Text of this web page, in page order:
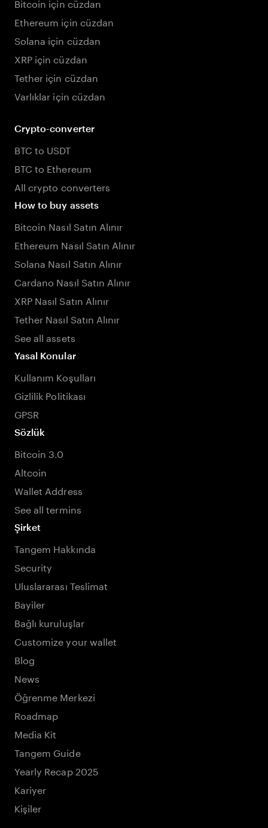
Ethereum için cüzdan
Solana için cüzdan
XRP için cüzdan
Tether için cüzdan
Varlıklar için cüzdan
Crypto-converter
BTC to USDT
BTC to Ethereum
All crypto converters
How to buy assets
Bitcoin Nasıl Satın Alınır
Ethereum Nasıl Satın Alınır
Solana Nasıl Satın Alınır
Cardano Nasıl Satın Alınır
XRP Nasıl Satın Alınır
Tether Nasıl Satın Alınır
See all assets
Yasal Konular
Kullanım Koşulları
Gizlilik Politikası
GPSR
Sözlük
Bitcoin 3.0
Altcoin
Wallet Address
See all termins
Şirket
Tangem Hakkında
Security
Uluslararası Teslimat
Bayiler
Bağlı kuruluşlar
Customize your wallet
Blog
News
Öğrenme Merkezi
Roadmap
Media Kit
Tangem Guide
Yearly Recap 2025
Kariyer
Kişiler